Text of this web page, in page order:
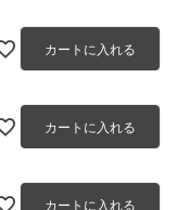
カートに入れる
カートに入れる
カートに入れる